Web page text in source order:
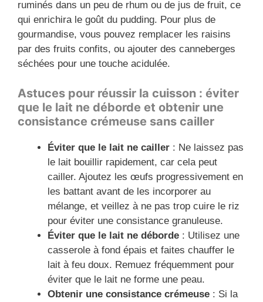
ruminés dans un peu de rhum ou de jus de fruit, ce
qui enrichira le goût du pudding. Pour plus de
gourmandise, vous pouvez remplacer les raisins
par des fruits confits, ou ajouter des canneberges
séchées pour une touche acidulée.
Astuces pour réussir la cuisson : éviter
que le lait ne déborde et obtenir une
consistance crémeuse sans cailler
Éviter que le lait ne cailler : Ne laissez pas
le lait bouillir rapidement, car cela peut
cailler. Ajoutez les œufs progressivement en
les battant avant de les incorporer au
mélange, et veillez à ne pas trop cuire le riz
pour éviter une consistance granuleuse.
Éviter que le lait ne déborde : Utilisez une
casserole à fond épais et faites chauffer le
lait à feu doux. Remuez fréquemment pour
éviter que le lait ne forme une peau.
Obtenir une consistance crémeuse : Si la